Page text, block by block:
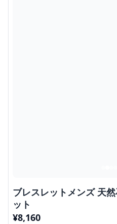
ブレスレットメンズ 天
ット
¥8,160